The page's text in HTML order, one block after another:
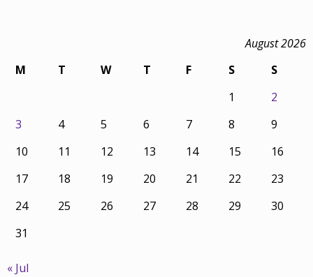
August 2026
M
T W T F S
S
1
2
3
4 5 6 7 8
9
10
11 12 13 14 15
16
17
18 19 20 21 22
23
24
25 26 27 28 29
30
31
« Jul